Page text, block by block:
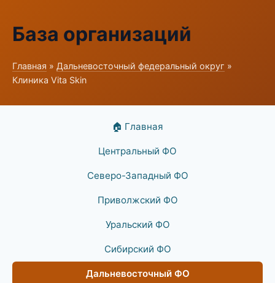
База организаций
Главная » Дальневосточный федеральный округ »
Клиника Vita Skin
🏠 Главная
Центральный ФО
Северо-Западный ФО
Приволжский ФО
Уральский ФО
Сибирский ФО
Дальневосточный ФО